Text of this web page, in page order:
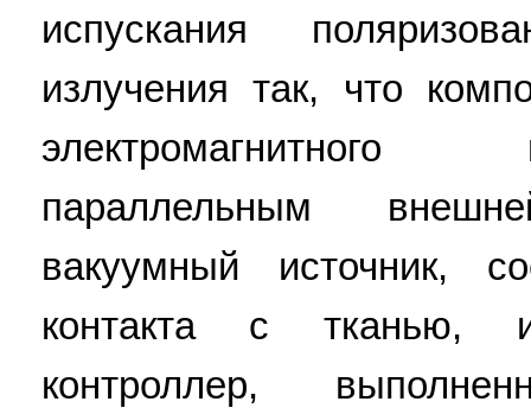
испускания
излучения так, что
параллельным
вакуумный источник,
контакта с тканью,
контроллер,